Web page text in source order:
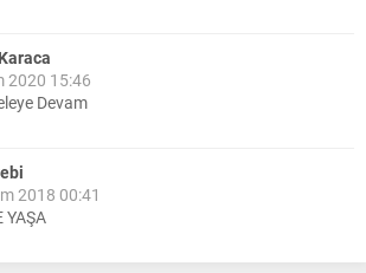
2020 15:46
Devam
2018 00:41
YAŞA